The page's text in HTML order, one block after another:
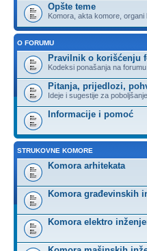
Opšte teme
Komora, akta komore,
O FORUMU
Pravilnik o korišćenju
Kodeksi ponašanja na forumu
Pitanja, prijedlozi,
Ideje i sugestije za
Informacije i pomoć
STRUKOVNE KOMORE
Komora arhitekata
Komora građevinskih
Komora elektro